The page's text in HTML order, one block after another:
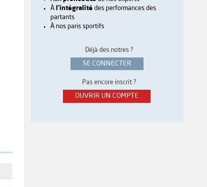
À l'intégralité des performances des
partants
À nos paris sportifs
Déjà des notres ?
SE CONNECTER
Pas encore inscrit ?
OUVRIR UN COMPTE